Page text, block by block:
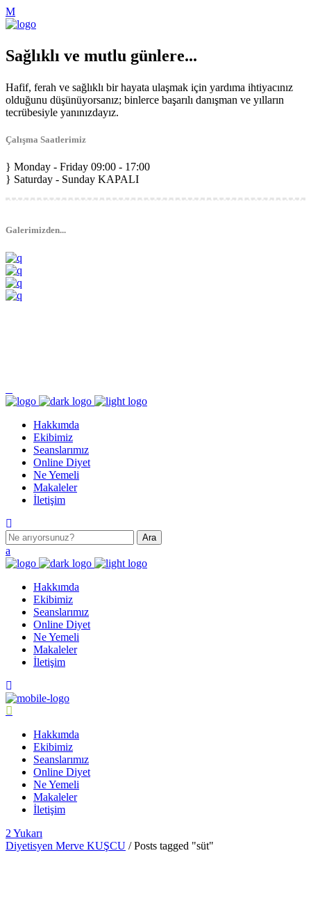
Sağlıklı ve mutlu günlere...
Hafif, ferah ve sağlıklı bir hayata ulaşmak için yardıma ihtiyacınız
olduğunu düşünüyorsanız; binlerce başarılı danışman ve yılların
tecrübesiyle yanınızdayız.
Çalışma Saatlerimiz
Monday - Friday 09:00 - 17:00
Saturday - Sunday KAPALI
Galerimizden...
Hakkımda
Ekibimiz
Seanslarımız
Online Diyet
Ne Yemeli
Makaleler
İletişim
Hakkımda
Ekibimiz
Seanslarımız
Online Diyet
Ne Yemeli
Makaleler
İletişim
Hakkımda
Ekibimiz
Seanslarımız
Online Diyet
Ne Yemeli
Makaleler
İletişim
Yukarı
Diyetisyen Merve KUŞCU /Posts tagged "süt"